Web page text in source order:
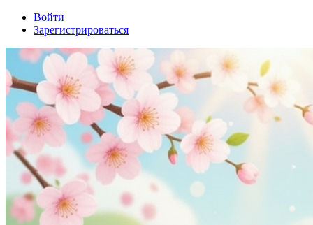
Войти
Зарегистрироваться